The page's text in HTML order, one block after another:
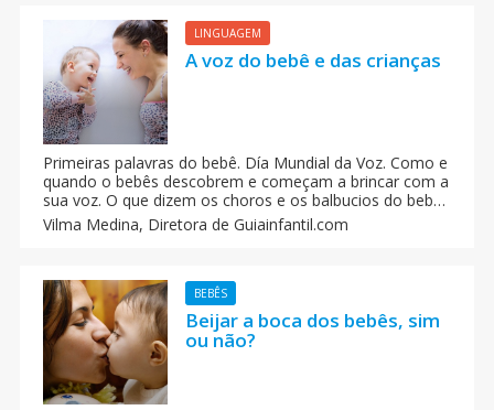
LINGUAGEM
A voz do bebê e das crianças
Primeiras palavras do bebê. Día Mundial da Voz. Como e
quando o bebês descobrem e começam a brincar com a
sua voz. O que dizem os choros e os balbucios do bebê.
Como entender o que o seu bebê quer dizer com os
balbucios, choros, sons que emitem. Como estimular a
Vilma Medina, Diretora de Guiainfantil.com
BEBÊS
Beijar a boca dos bebês, sim
ou não?